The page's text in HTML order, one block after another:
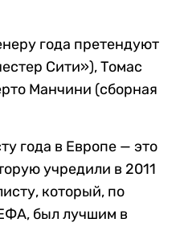
года претендуют
Сити»), Томас
Манчини (сборная
года в Европе — это
учредили в 2011
который, по
был лучшим в